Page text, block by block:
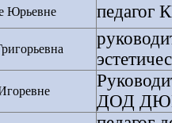
Юрьевне педагог
ДОД ДЮЦ